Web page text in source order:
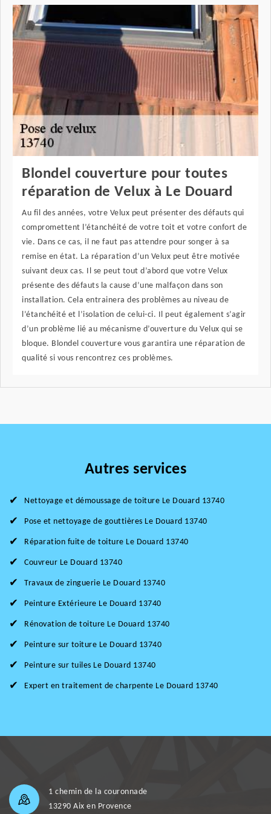
Blondel couverture pour toutes
réparation de Velux à Le Douard
Au fil des années, votre Velux peut présenter des défauts qui
compromettent l’étanchéité de votre toit et votre confort de
vie. Dans ce cas, il ne faut pas attendre pour songer à sa
remise en état. La réparation d’un Velux peut être motivée
suivant deux cas. Il se peut tout d’abord que votre Velux
présente des défauts la cause d’une malfaçon dans son
installation. Cela entrainera des problèmes au niveau de
l’étanchéité et l’isolation de celui-ci. Il peut également s’agir
d’un problème lié au mécanisme d’ouverture du Velux qui se
bloque. Blondel couverture vous garantira une réparation de
qualité si vous rencontrez ces problèmes.
Autres services
Nettoyage et démoussage de toiture Le Douard 13740
Pose et nettoyage de gouttières Le Douard 13740
Réparation fuite de toiture Le Douard 13740
Couvreur Le Douard 13740
Travaux de zinguerie Le Douard 13740
Peinture Extérieure Le Douard 13740
Rénovation de toiture Le Douard 13740
Peinture sur toiture Le Douard 13740
Peinture sur tuiles Le Douard 13740
Expert en traitement de charpente Le Douard 13740
1 chemin de la couronnade
13290 Aix en Provence